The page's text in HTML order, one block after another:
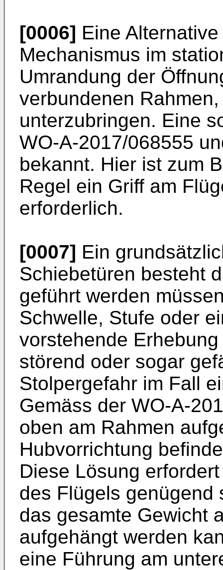
[0006] Eine
Mechanismus im
Umrandung der
verbundenen
unterzubringen. Eine
WO-A-2017/068555
bekannt. Hier ist zum
Regel ein Griff am
erforderlich.
[0007] Ein
Schiebetüren besteht
geführt werden
Schwelle, Stufe oder
vorstehende
störend oder sogar
Stolpergefahr im Fall
Gemäss der WO-A-
oben am Rahmen
Hubvorrichtung
Diese Lösung
des Flügels genügend
das gesamte Gewicht
aufgehängt werden
eine Führung am